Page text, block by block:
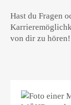
​​Hast du Fragen
von dir zu hören!